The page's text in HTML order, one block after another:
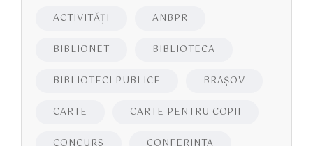
ACTIVITĂŢI ANBPR
BIBLIONET BIBLIOTECA
BIBLIOTECI PUBLICE BRAŞOV
CARTE CARTE PENTRU COPII